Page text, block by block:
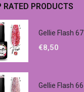
RATED PRODUCTS
Gellie Flash 67
€8,50
Gellie Flash 66